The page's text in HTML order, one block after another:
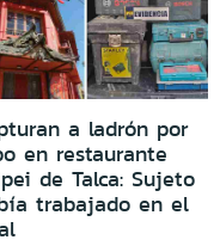
a ladrón por
en restaurante
de Talca: Sujeto
trabajado en el